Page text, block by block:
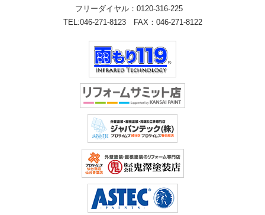
フリーダイヤル： 0120-316-225
TEL:046-271-8123 FAX：046-271-8122